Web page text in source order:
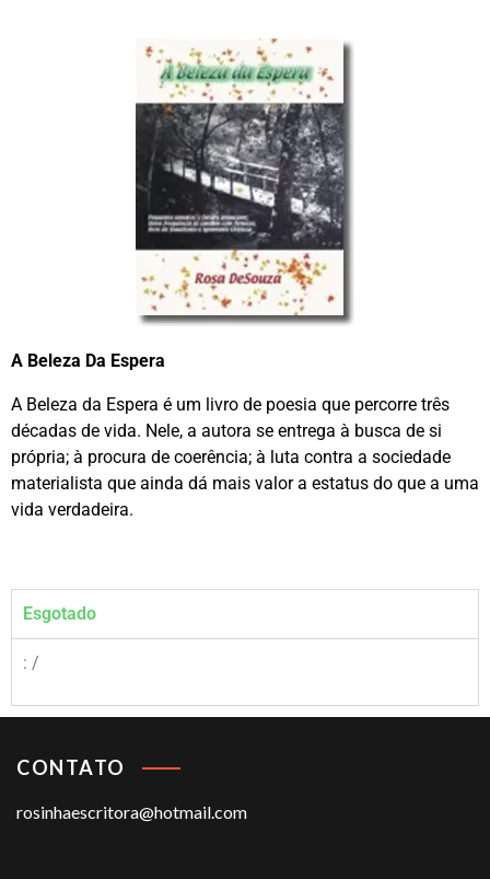
A Beleza Da Espera
A Beleza da Espera é um livro de poesia que percorre três
décadas de vida. Nele, a autora se entrega à busca de si
própria; à procura de coerência; à luta contra a sociedade
materialista que ainda dá mais valor a estatus do que a uma
vida verdadeira.
Esgotado
: /
CONTATO
rosinhaescritora@hotmail.com